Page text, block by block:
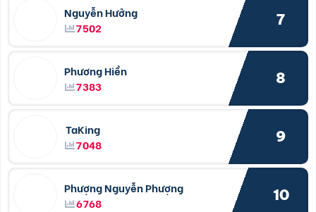
Nguyễn Hưởng
7502
7
Phương Hiền
7383
8
TaKing
7048
9
Phượng Nguyễn Phượng
6768
10